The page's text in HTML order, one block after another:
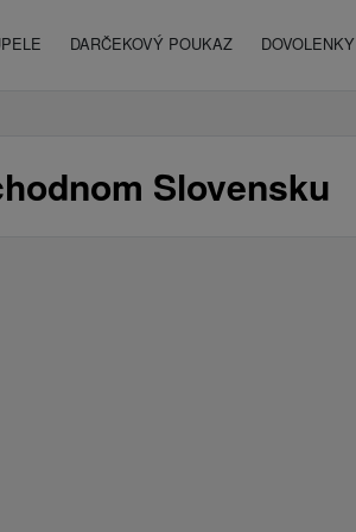
DARČEKOVÝ POUKAZ
Slovensku